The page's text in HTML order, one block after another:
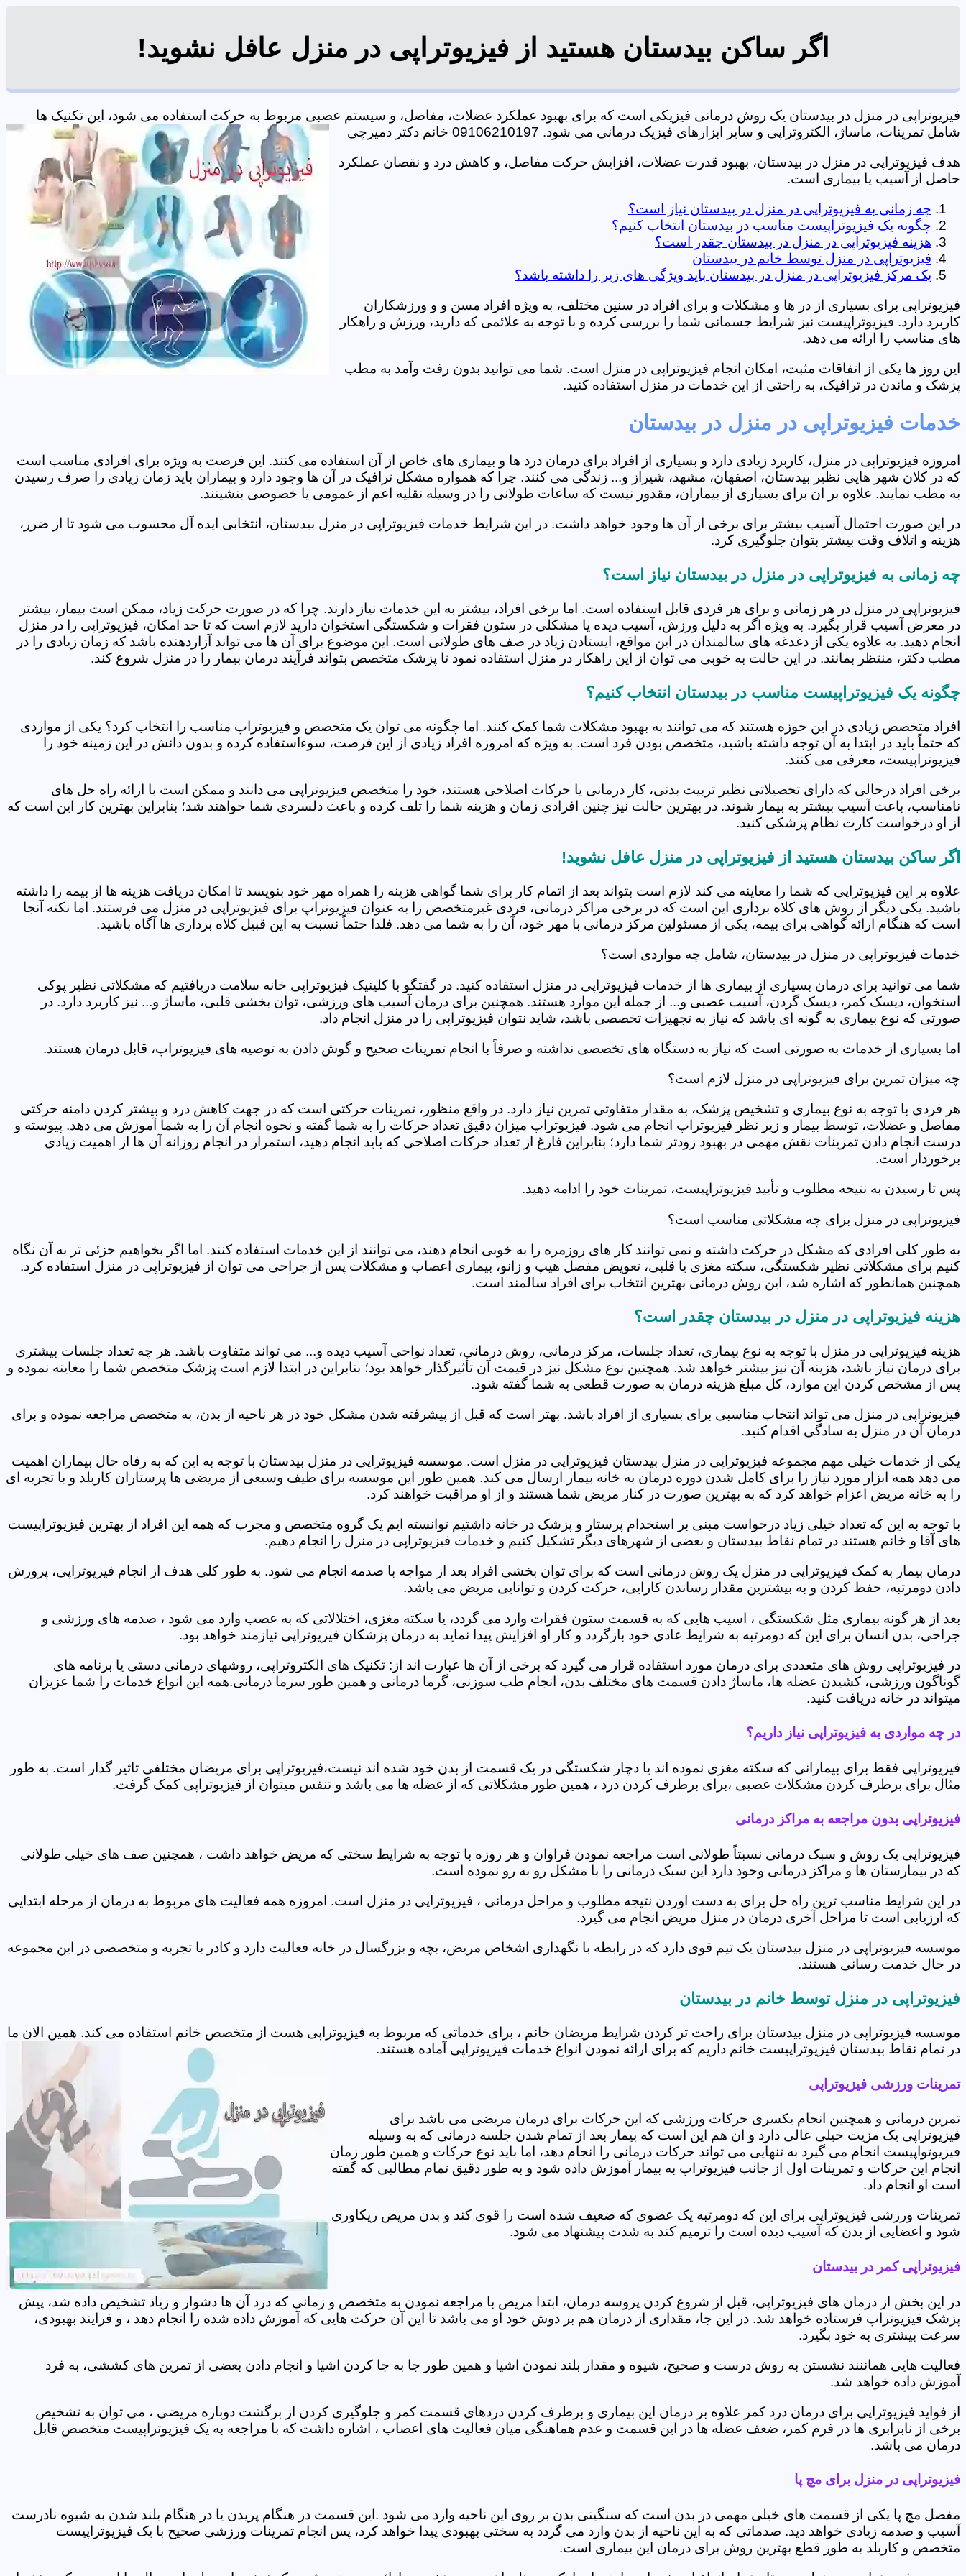
اگر ساکن بیدستان هستید از فیزیوتراپی در منزل عافل نشوید!
فیزیوتراپی در منزل در بیدستان یک روش درمانی فیزیکی است که برای بهبود عملکرد عضلات، مفاصل، و سیستم عصبی مربوط به حرکت استفاده می شود، این تکنیک ها
شامل تمرینات، ماساژ، الکتروتراپی و سایر ابزارهای فیزیک درمانی می شود. 09106210197 خانم دکتر دمیرچی
هدف فیزیوتراپی در منزل در بیدستان، بهبود قدرت عضلات، افزایش حرکت مفاصل، و کاهش درد و نقصان عملکرد
حاصل از آسیب یا بیماری است.
چه زمانی به فیزیوتراپی در منزل در بیدستان نیاز است؟
چگونه یک فیزیوتراپیست مناسب در بیدستان انتخاب کنیم؟
هزینه فیزیوتراپی در منزل در بیدستان چقدر است؟
فیزیوتراپی در منزل توسط خانم در بیدستان
یک مرکز فیزیوتراپی در منزل در بیدستان باید ویژگی های زیر را داشته باشد؟
فیزیوتراپی برای بسیاری از در ها و مشکلات و برای افراد در سنین مختلف، به ویژه افراد مسن و و ورزشکاران
کاربرد دارد. فیزیوتراپیست نیز شرایط جسمانی شما را بررسی کرده و با توجه به علائمی که دارید، ورزش و راهکار
های مناسب را ارائه می دهد.
این روز ها یکی از اتفاقات مثبت، امکان انجام فیزیوتراپی در منزل است. شما می توانید بدون رفت وآمد به مطب
پزشک و ماندن در ترافیک، به راحتی از این خدمات در منزل استفاده کنید.
خدمات فیزیوتراپی در منزل در بیدستان
امروزه فیزیوتراپی در منزل، کاربرد زیادی دارد و بسیاری از افراد برای درمان درد ها و بیماری های خاص از آن استفاده می کنند. این فرصت به ویژه برای افرادی مناسب است
که در کلان شهر هایی نظیر بیدستان، اصفهان، مشهد، شیراز و... زندگی می کنند. چرا که همواره مشکل ترافیک در آن ها وجود دارد و بیماران باید زمان زیادی را صرف رسیدن
به مطب نمایند. علاوه بر ان برای بسیاری از بیماران، مقدور نیست که ساعات طولانی را در وسیله نقلیه اعم از عمومی یا خصوصی بنشینند.
در این صورت احتمال آسیب بیشتر برای برخی از آن ها وجود خواهد داشت. در این شرایط خدمات فیزیوتراپی در منزل بیدستان، انتخابی ایده آل محسوب می شود تا از ضرر،
هزینه و اتلاف وقت بیشتر بتوان جلوگیری کرد.
چه زمانی به فیزیوتراپی در منزل در بیدستان نیاز است؟
فیزیوتراپی در منزل در هر زمانی و برای هر فردی قابل استفاده است. اما برخی افراد، بیشتر به این خدمات نیاز دارند. چرا که در صورت حرکت زیاد، ممکن است بیمار، بیشتر
در معرض آسیب قرار بگیرد. به ویژه اگر به دلیل ورزش، آسیب دیده یا مشکلی در ستون فقرات و شکستگی استخوان دارید لازم است که تا حد امکان، فیزیوتراپی را در منزل
انجام دهید. به علاوه یکی از دغدغه های سالمندان در این مواقع، ایستادن زیاد در صف های طولانی است. این موضوع برای آن ها می تواند آزاردهنده باشد که زمان زیادی را در
مطب دکتر، منتظر بمانند. در این حالت به خوبی می توان از این راهکار در منزل استفاده نمود تا پزشک متخصص بتواند فرآیند درمان بیمار را در منزل شروع کند.
چگونه یک فیزیوتراپیست مناسب در بیدستان انتخاب کنیم؟
افراد متخصص زیادی در این حوزه هستند که می توانند به بهبود مشکلات شما کمک کنند. اما چگونه می توان یک متخصص و فیزیوتراپ مناسب را انتخاب کرد؟ یکی از مواردی
که حتماً باید در ابتدا به آن توجه داشته باشید، متخصص بودن فرد است. به ویژه که امروزه افراد زیادی از این فرصت، سوءاستفاده کرده و بدون دانش در این زمینه خود را
فیزیوتراپیست، معرفی می کنند.
برخی افراد درحالی که دارای تحصیلاتی نظیر تربیت بدنی، کار درمانی یا حرکات اصلاحی هستند، خود را متخصص فیزیوتراپی می دانند و ممکن است با ارائه راه حل های
نامناسب، باعث آسیب بیشتر به بیمار شوند. در بهترین حالت نیز چنین افرادی زمان و هزینه شما را تلف کرده و باعث دلسردی شما خواهند شد؛ بنابراین بهترین کار این است که
از او درخواست کارت نظام پزشکی کنید.
اگر ساکن بیدستان هستید از فیزیوتراپی در منزل عافل نشوید!
علاوه بر این فیزیوتراپی که شما را معاینه می کند لازم است بتواند بعد از اتمام کار برای شما گواهی هزینه را همراه مهر خود بنویسد تا امکان دریافت هزینه ها از بیمه را داشته
باشید. یکی دیگر از روش های کلاه برداری این است که در برخی مراکز درمانی، فردی غیرمتخصص را به عنوان فیزیوتراپ برای فیزیوتراپی در منزل می فرستند. اما نکته آنجا
است که هنگام ارائه گواهی برای بیمه، یکی از مسئولین مرکز درمانی با مهر خود، آن را به شما می دهد. فلذا حتماً نسبت به این قبیل کلاه برداری ها آگاه باشید.
خدمات فیزیوتراپی در منزل در بیدستان، شامل چه مواردی است؟
شما می توانید برای درمان بسیاری از بیماری ها از خدمات فیزیوتراپی در منزل استفاده کنید. در گفتگو با کلینیک فیزیوتراپی خانه سلامت دریافتیم که مشکلاتی نظیر پوکی
استخوان، دیسک کمر، دیسک گردن، آسیب عصبی و... از جمله این موارد هستند. همچنین برای درمان آسیب های ورزشی، توان بخشی قلبی، ماساژ و... نیز کاربرد دارد. در
صورتی که نوع بیماری به گونه ای باشد که نیاز به تجهیزات تخصصی باشد، شاید نتوان فیزیوتراپی را در منزل انجام داد.
اما بسیاری از خدمات به صورتی است که نیاز به دستگاه های تخصصی نداشته و صرفاً با انجام تمرینات صحیح و گوش دادن به توصیه های فیزیوتراپ، قابل درمان هستند.
چه میزان تمرین برای فیزیوتراپی در منزل لازم است؟
هر فردی با توجه به نوع بیماری و تشخیص پزشک، به مقدار متفاوتی تمرین نیاز دارد. در واقع منظور، تمرینات حرکتی است که در جهت کاهش درد و بیشتر کردن دامنه حرکتی
مفاصل و عضلات، توسط بیمار و زیر نظر فیزیوتراپ انجام می شود. فیزیوتراپ میزان دقیق تعداد حرکات را به شما گفته و نحوه انجام آن را به شما آموزش می دهد. پیوسته و
درست انجام دادن تمرینات نقش مهمی در بهبود زودتر شما دارد؛ بنابراین فارغ از تعداد حرکات اصلاحی که باید انجام دهید، استمرار در انجام روزانه آن ها از اهمیت زیادی
برخوردار است.
پس تا رسیدن به نتیجه مطلوب و تأیید فیزیوتراپیست، تمرینات خود را ادامه دهید.
فیزیوتراپی در منزل برای چه مشکلاتی مناسب است؟
به طور کلی افرادی که مشکل در حرکت داشته و نمی توانند کار های روزمره را به خوبی انجام دهند، می توانند از این خدمات استفاده کنند. اما اگر بخواهیم جزئی تر به آن نگاه
کنیم برای مشکلاتی نظیر شکستگی، سکته مغزی یا قلبی، تعویض مفصل هیپ و زانو، بیماری اعصاب و مشکلات پس از جراحی می توان از فیزیوتراپی در منزل استفاده کرد.
همچنین همانطور که اشاره شد، این روش درمانی بهترین انتخاب برای افراد سالمند است.
هزینه فیزیوتراپی در منزل در بیدستان چقدر است؟
هزینه فیزیوتراپی در منزل با توجه به نوع بیماری، تعداد جلسات، مرکز درمانی، روش درمانی، تعداد نواحی آسیب دیده و... می تواند متفاوت باشد. هر چه تعداد جلسات بیشتری
برای درمان نیاز باشد، هزینه آن نیز بیشتر خواهد شد. همچنین نوع مشکل نیز در قیمت آن تأثیرگذار خواهد بود؛ بنابراین در ابتدا لازم است پزشک متخصص شما را معاینه نموده و
پس از مشخص کردن این موارد، کل مبلغ هزینه درمان به صورت قطعی به شما گفته شود.
فیزیوتراپی در منزل می تواند انتخاب مناسبی برای بسیاری از افراد باشد. بهتر است که قبل از پیشرفته شدن مشکل خود در هر ناحیه از بدن، به متخصص مراجعه نموده و برای
درمان آن در منزل به سادگی اقدام کنید.
یکی از خدمات خیلی مهم مجموعه فیزیوتراپی در منزل بیدستان فیزیوتراپی در منزل است. موسسه فیزیوتراپی در منزل بیدستان با توجه به این که به رفاه حال بیماران اهمیت
می دهد همه ابزار مورد نیاز را برای کامل شدن دوره درمان به خانه بیمار ارسال می کند. همین طور این موسسه برای طیف وسیعی از مریضی ها پرستاران کاربلد و با تجربه ای
را به خانه مریض اعزام خواهد کرد که به بهترین صورت در کنار مریض شما هستند و از او مراقبت خواهند کرد.
با توجه به این که تعداد خیلی زیاد درخواست مبنی بر استخدام پرستار و پزشک در خانه داشتیم توانسته ایم یک گروه متخصص و مجرب که همه این افراد از بهترین فیزیوتراپیست
های آقا و خانم هستند در تمام نقاط بیدستان و بعضی از شهرهای دیگر تشکیل کنیم و خدمات فیزیوتراپی در منزل را انجام دهیم.
درمان بیمار به کمک فیزیوتراپی در منزل یک روش درمانی است که برای توان بخشی افراد بعد از مواجه با صدمه انجام می شود. به طور کلی هدف از انجام فیزیوتراپی، پرورش
دادن دومرتبه، حفظ کردن و به بیشترین مقدار رساندن کارایی، حرکت کردن و توانایی مریض می باشد.
بعد از هر گونه بیماری مثل شکستگی ، اسیب هایی که به قسمت ستون فقرات وارد می گردد، یا سکته مغزی، اختلالاتی که به عصب وارد می شود ، صدمه های ورزشی و
جراحی، بدن انسان برای این که دومرتبه به شرایط عادی خود بازگردد و کار او افزایش پیدا نماید به درمان پزشکان فیزیوتراپی نیازمند خواهد بود.
در فیزیوتراپی روش های متعددی برای درمان مورد استفاده قرار می گیرد که برخی از آن ها عبارت اند از: تکنیک های الکتروتراپی، روشهای درمانی دستی یا برنامه های
گوناگون ورزشی، کشیدن عضله ها، ماساژ دادن قسمت های مختلف بدن، انجام طب سوزنی، گرما درمانی و همین طور سرما درمانی.همه این انواع خدمات را شما عزیزان
میتواند در خانه دریافت کنید.
در چه مواردی به فیزیوتراپی نیاز داریم؟
فیزیوتراپی فقط برای بیمارانی که سکته مغزی نموده اند یا دچار شکستگی در یک قسمت از بدن خود شده اند نیست،فیزیوتراپی برای مریضان مختلفی تاثیر گذار است. به طور
مثال برای برطرف کردن مشکلات عصبی ،برای برطرف کردن درد ، همین طور مشکلاتی که از عضله ها می باشد و تنفس میتوان از فیزیوتراپی کمک گرفت.
فیزیوتراپی بدون مراجعه به مراکز درمانی
فیزیوتراپی یک روش و سبک درمانی نسبتاً طولانی است مراجعه نمودن فراوان و هر روزه با توجه به شرایط سختی که مریض خواهد داشت ، همچنین صف های خیلی طولانی
که در بیمارستان ها و مراکز درمانی وجود دارد این سبک درمانی را با مشکل رو به رو نموده است.
در این شرایط مناسب ترین راه حل برای به دست اوردن نتیجه مطلوب و مراحل درمانی ، فیزیوتراپی در منزل است. امروزه همه فعالیت های مربوط به درمان از مرحله ابتدایی
که ارزیابی است تا مراحل آخری درمان در منزل مریض انجام می گیرد.
موسسه فیزیوتراپی در منزل بیدستان یک تیم قوی دارد که در رابطه با نگهداری اشخاص مریض، بچه و بزرگسال در خانه فعالیت دارد و کادر با تجربه و متخصصی در این مجموعه
در حال خدمت رسانی هستند.
فیزیوتراپی در منزل توسط خانم در بیدستان
موسسه فیزیوتراپی در منزل بیدستان برای راحت تر کردن شرایط مریضان خانم ، برای خدماتی که مربوط به فیزیوتراپی هست از متخصص خانم استفاده می کند. همین الان ما
در تمام نقاط بیدستان فیزیوتراپیست خانم داریم که برای ارائه نمودن انواع خدمات فیزیوتراپی آماده هستند.
تمرینات ورزشی فیزیوتراپی
تمرین درمانی و همچنین انجام یکسری حرکات ورزشی که این حرکات برای درمان مریضی می باشد برای
فیزیوتراپی یک مزیت خیلی عالی دارد و ان هم این است که بیمار بعد از تمام شدن جلسه درمانی که به وسیله
فیزیوتواپیست انجام می گیرد به تنهایی می تواند حرکات درمانی را انجام دهد، اما باید نوع حرکات و همین طور زمان
انجام این حرکات و تمرینات اول از جانب فیزیوتراپ به بیمار آموزش داده شود و به طور دقیق تمام مطالبی که گفته
است او انجام داد.
تمرینات ورزشی فیزیوتراپی برای این که دومرتبه یک عضوی که ضعیف شده است را قوی کند و بدن مریض ریکاوری
شود و اعضایی از بدن که آسیب دیده است را ترمیم کند به شدت پیشنهاد می شود.
فیزیوتراپی کمر در بیدستان
در این بخش از درمان های فیزیوتراپی، قبل از شروع کردن پروسه درمان، ابتدا مریض با مراجعه نمودن به متخصص و زمانی که درد آن ها دشوار و زیاد تشخیص داده شد، پیش
پزشک فیزیوتراپ فرستاده خواهد شد. در این جا، مقداری از درمان هم بر دوش خود او می باشد تا این آن حرکت هایی که آموزش داده شده را انجام دهد ، و فرایند بهبودی،
سرعت بیشتری به خود بگیرد.
فعالیت هایی هماننند نشستن به روش درست و صحیح، شیوه و مقدار بلند نمودن اشیا و همین طور جا به جا کردن اشیا و انجام دادن بعضی از تمرین های کششی، به فرد
آموزش داده خواهد شد.
از فواید فیزیوتراپی برای درمان درد کمر علاوه بر درمان این بیماری و برطرف کردن دردهای قسمت کمر و جلوگیری کردن از برگشت دوباره مریضی ، می توان به تشخیص
برخی از نابرابری ها در فرم کمر، ضعف عضله ها در این قسمت و عدم هماهنگی میان فعالیت های اعصاب ، اشاره داشت که با مراجعه به یک فیزیوتراپیست متخصص قابل
درمان می باشد.
فیزیوتراپی در منزل برای مچ پا
مفصل مچ پا یکی از قسمت های خیلی مهمی در بدن است که سنگینی بدن بر روی این ناحیه وارد می شود .این قسمت در هنگام پریدن یا در هنگام بلند شدن به شیوه نادرست
آسیب و صدمه زیادی خواهد دید. صدماتی که به این ناحیه از بدن وارد می گردد به سختی بهبودی پیدا خواهد کرد، پس انجام تمرینات ورزشی صحیح با یک فیزیوتراپیست
متخصص و کاربلد به طور قطع بهترین روش برای درمان این بیماری است.